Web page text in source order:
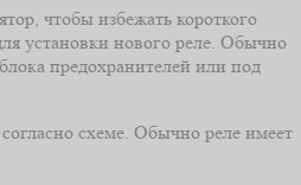
чтобы избежать короткого
установки нового реле. Обычно
предохранителей или под
схеме. Обычно реле имеет